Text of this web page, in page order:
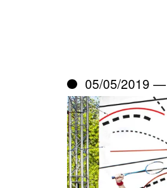
05/05/2019 —